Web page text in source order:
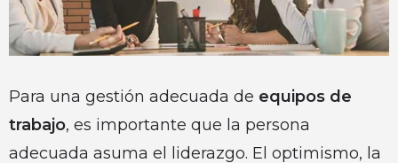
Para una gestión adecuada de equipos de
trabajo, es importante que la persona
adecuada asuma el liderazgo. El optimismo, la